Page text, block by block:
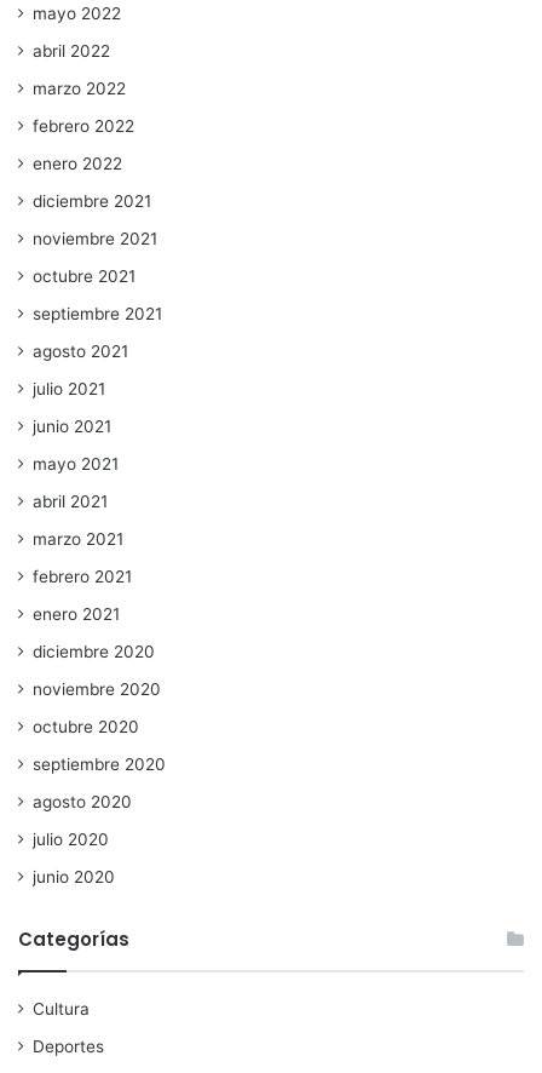
mayo 2022
abril 2022
marzo 2022
febrero 2022
enero 2022
diciembre 2021
noviembre 2021
octubre 2021
septiembre 2021
agosto 2021
julio 2021
junio 2021
mayo 2021
abril 2021
marzo 2021
febrero 2021
enero 2021
diciembre 2020
noviembre 2020
octubre 2020
septiembre 2020
agosto 2020
julio 2020
junio 2020
Categorías
Cultura
Deportes